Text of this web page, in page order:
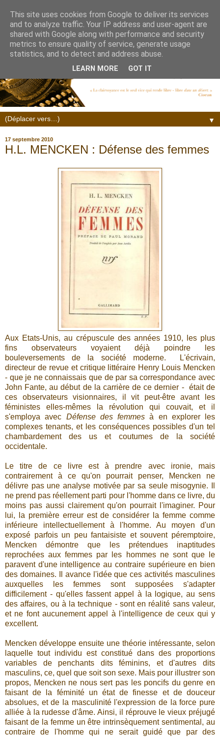
▼
17 septembre 2010
H.L. MENCKEN : Défense des femmes
Aux Etats-Unis, au crépuscule des années 1910, les plus
fins observateurs voyaient déjà poindre les
bouleversements de la société moderne. L'écrivain,
directeur de revue et critique littéraire Henry Louis Mencken
- que je ne connaissais que de par sa correspondance avec
John Fante, au début de la carrière de ce dernier - était de
ces observateurs visionnaires, il vit peut-être avant les
féministes elles-mêmes la révolution qui couvait, et il
s'employa avec Défense des femmes à en explorer les
complexes tenants, et les conséquences possibles d'un tel
chambardement des us et coutumes de la société
occidentale.
Le titre de ce livre est à prendre avec ironie, mais
contrairement à ce qu'on pourrait penser, Mencken ne
délivre pas une analyse motivée par sa seule misogynie. Il
ne prend pas réellement parti pour l'homme dans ce livre, du
moins pas aussi clairement qu'on pourrait l'imaginer. Pour
lui, la première erreur est de considérer la femme comme
inférieure intellectuellement à l'homme. Au moyen d'un
exposé parfois un peu fantaisiste et souvent péremptoire,
Mencken démontre que les prétendues inaptitudes
reprochées aux femmes par les hommes ne sont que le
paravent d'une intelligence au contraire supérieure en bien
des domaines. Il avance l'idée que ces activités masculines
auxquelles les femmes sont supposées s'adapter
difficilement - qu'elles fassent appel à la logique, au sens
des affaires, ou à la technique - sont en réalité sans valeur,
et ne font aucunement appel à l'intelligence de ceux qui y
excellent.
Mencken développe ensuite une théorie intéressante, selon
laquelle tout individu est constitué dans des proportions
variables de penchants dits féminins, et d'autres dits
masculins, ce, quel que soit son sexe. Mais pour illustrer son
propos, Mencken ne nous sert pas les poncifs du genre en
faisant de la féminité un état de finesse et de douceur
absolues, et de la masculinité l'expression de la force pure
alliée à la rudesse d'âme. Ainsi, il réprouve le vieux préjugé
faisant de la femme un être intrinsèquement sentimental, au
contraire de l'homme qui ne serait guidé que par des
This site uses cookies from Google to deliver its services
and to analyze traffic. Your IP address and user-agent are
shared with Google along with performance and security
metrics to ensure quality of service, generate usage
statistics, and to detect and address abuse.
LEARN MORE GOT IT